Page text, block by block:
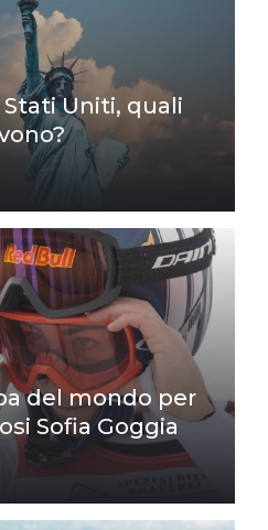
Uniti, quali
del mondo per
Sofia Goggia